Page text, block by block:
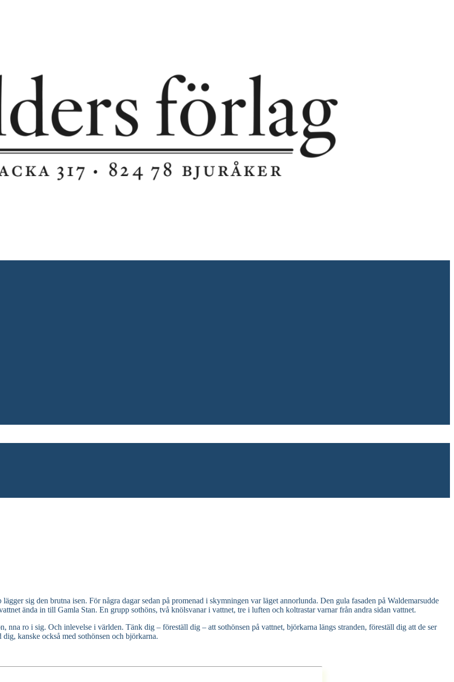
sig den brutna isen. För några dagar sedan på promenad i skymningen var läget annorlunda. Den gula fasaden på Waldemarsudde
ända in till Gamla Stan. En grupp sothöns, två knölsvanar i vattnet, tre i luften och koltrastar varnar från andra sidan vattnet.
nna ro i sig. Och inlevelse i världen. Tänk dig – föreställ dig – att sothönsen på vattnet, björkarna längs stranden, föreställ dig att de ser
kanske också med sothönsen och björkarna.